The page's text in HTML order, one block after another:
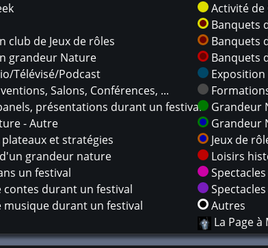
Activité
Banquets
club de Jeux de rôles
Banquets
grandeur Nature
Banquets
Télévisé/Podcast
Exposition
Salons, Conférences, ...
présentations durant un festival
Grandeur
- Autre
Grandeur
plateaux et stratégies
Jeux de
grandeur nature
Loisirs
un festival
contes durant un festival
musique durant un festival
Autres
La Page